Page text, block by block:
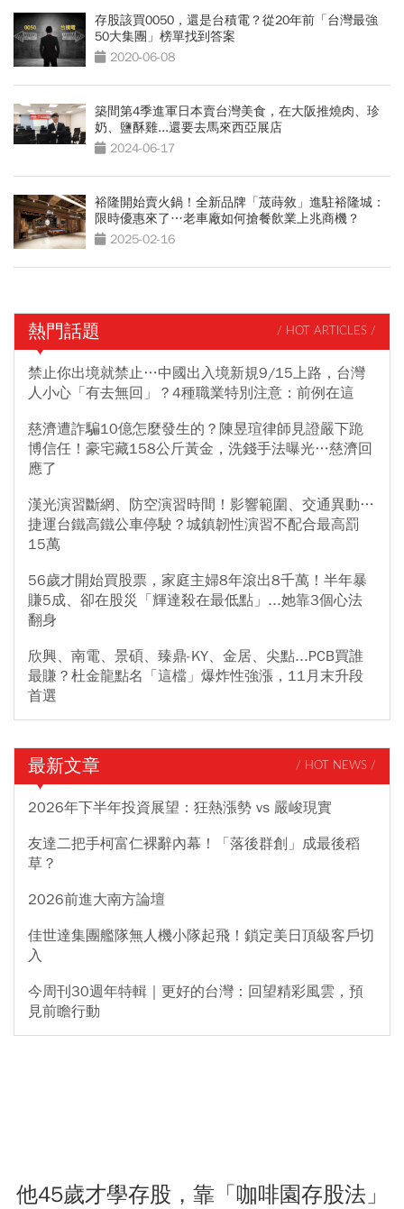
存股該買0050，還是台積電？從20年前「台灣最強
50大集團」榜單找到答案
2020-06-08
築間第4季進軍日本賣台灣美食，在大阪推燒肉、珍
奶、鹽酥雞...還要去馬來西亞展店
2024-06-17
裕隆開始賣火鍋！全新品牌「荿蒔敘」進駐裕隆城：
限時優惠來了…老車廠如何搶餐飲業上兆商機？
2025-02-16
熱門話題 / HOT ARTICLES /
禁止你出境就禁止…中國出入境新規9/15上路，台灣
人小心「有去無回」？4種職業特別注意：前例在這
慈濟遭詐騙10億怎麼發生的？陳昱瑄律師見證嚴下跪
博信任！豪宅藏158公斤黃金，洗錢手法曝光…慈濟回
應了
漢光演習斷網、防空演習時間！影響範圍、交通異動…
捷運台鐵高鐵公車停駛？城鎮韌性演習不配合最高罰
15萬
56歲才開始買股票，家庭主婦8年滾出8千萬！半年暴
賺5成、卻在股災「輝達殺在最低點」...她靠3個心法
翻身
欣興、南電、景碩、臻鼎-KY、金居、尖點...PCB買誰
最賺？杜金龍點名「這檔」爆炸性強漲，11月末升段
首選
最新文章 / HOT NEWS /
2026年下半年投資展望：狂熱漲勢 vs 嚴峻現實
友達二把手柯富仁裸辭內幕！「落後群創」成最後稻
草？
2026前進大南方論壇
佳世達集團艦隊無人機小隊起飛！鎖定美日頂級客戶切
入
今周刊30週年特輯｜更好的台灣：回望精彩風雲，預
見前瞻行動
他45歲才學存股，靠「咖啡園存股法」